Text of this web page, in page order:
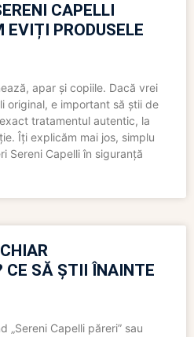
CAPELLI
EVIȚI PRODUSELE
apar și copiile. Dacă vrei
original, e important să știi de
tratamentul autentic, la
Îți explicăm mai jos, simplu
Sereni Capelli în siguranță
CE SĂ ȘTII ÎNAINTE
„Sereni Capelli păreri” sau